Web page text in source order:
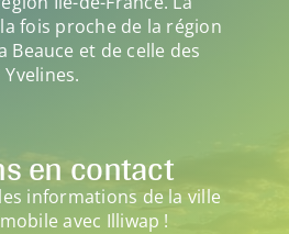
fois proche de la région
Beauce et de celle des
Yvelines.
en contact
informations de la ville
avec Illiwap !